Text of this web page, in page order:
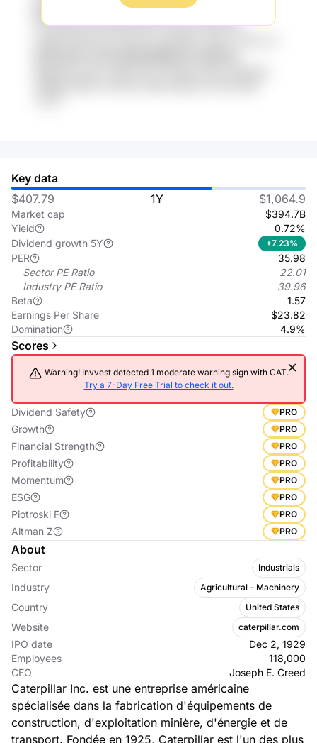
EoB9tC 0xl 7uxCuu HgA 5Cc 8671M
PIH nwKzzxzk Mk18I iNh iIc7 oXoTi J8ir EHA
Key data
$407.79
1Y $1,064.9
Market cap
$394.7B
Yield
0.72%
Dividend growth 5Y
+7.23%
PER
35.98
Sector PE Ratio
22.01
Industry PE Ratio
39.96
Beta
1.57
Earnings Per Share
$23.82
Domination
4.9%
Scores
Warning! Invvest detected 1 moderate warning sign with CAT.
Try a 7-Day Free Trial to check it out.
Dividend Safety PRO
Growth PRO
Financial Strength PRO
Profitability PRO
Momentum PRO
ESG PRO
Piotroski F PRO
Altman Z PRO
About
Sector Industrials
Industry Agricultural - Machinery
Country United States
Website caterpillar.com
IPO date
Dec 2, 1929
Employees
118,000
CEO
Joseph E. Creed
Caterpillar Inc. est une entreprise américaine
spécialisée dans la fabrication d'équipements de
construction, d'exploitation minière, d'énergie et de
transport. Fondée en 1925, Caterpillar est l'un des plus